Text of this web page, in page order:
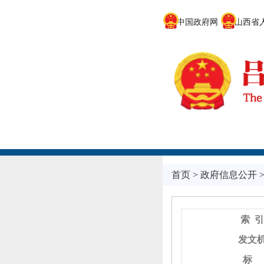
中国政府网 山西省人
首页> 政府信息公开
索
发文
标